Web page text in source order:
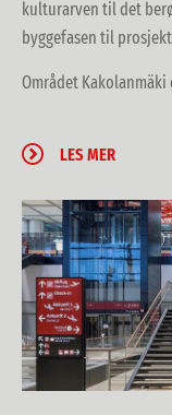
kulturarven til det
byggefasen til
Området Kakolanmäki
LES MER